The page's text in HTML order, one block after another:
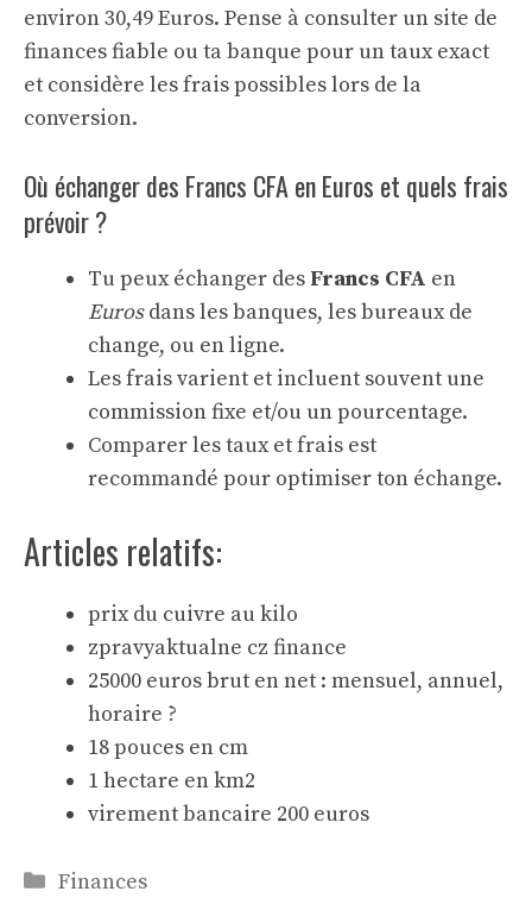
environ 30,49 Euros. Pense à consulter un site de
finances fiable ou ta banque pour un taux exact
et considère les frais possibles lors de la
conversion.
Où échanger des Francs CFA en Euros et quels frais
prévoir ?
Tu peux échanger des Francs CFA en
Eurosdans les banques, les bureaux de
change, ou en ligne.
Les frais varient et incluent souvent une
commission fixe et/ou un pourcentage.
Comparer les taux et frais est
recommandé pour optimiser ton échange.
Articles relatifs:
prix du cuivre au kilo
zpravyaktualne cz finance
25000 euros brut en net : mensuel, annuel,
horaire ?
18 pouces en cm
1 hectare en km2
virement bancaire 200 euros
Catégories
Finances